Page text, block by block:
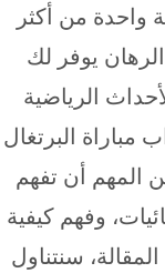
واحدة من أكثر
يوفر لك
الرياضية
مباراة البرتغال
في كأس العالم 2026، من المهم أن تفهم
وفهم كيفية
سنتناول